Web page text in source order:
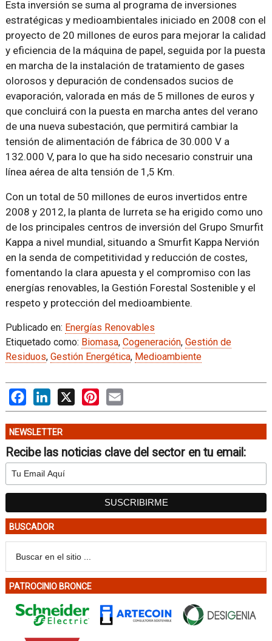
Esta inversión se suma al programa de inversiones
estratégicas y medioambientales iniciado en 2008 con el
proyecto de 20 millones de euros para mejorar la calidad
y eficiencia de la máquina de papel, seguida por la puesta
en marcha de la instalación de tratamiento de gases
olorosos y depuración de condensados sucios de
evaporación, valorada en más de 5 millones de euros y
que concluirá con la puesta en marcha antes del verano
de una nueva subestación, que permitirá cambiar la
tensión de alimentación de fábrica de 30.000 V a
132.000 V, para lo que ha sido necesario construir una
línea aérea de alta tensión de 1,5 Km.
Con un total de 50 millones de euros invertidos entre
2008 y 2012, la planta de Iurreta se ha erigido como uno
de los principales centros de inversión del Grupo Smurfit
Kappa a nivel mundial, situando a Smurfit Kappa Nervión
en la senda de competitividad y reducción de costes,
fomentando la clara apuesta y el compromiso con las
energías renovables, la Gestión Forestal Sostenible y el
respeto y protección del medioambiente.
Publicado en: Energías Renovables
Etiquetado como: Biomasa, Cogeneración, Gestión de
Residuos, Gestión Energética, Medioambiente
FacebookLinkedIn
X PinterestEmail
NEWSLETTER
Recibe las noticias clave del sector en tu email:
BUSCADOR
PATROCINIO BRONCE